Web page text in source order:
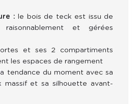
: le bois de teck est issu de
et gérées
et ses 2 compartiments
les espaces de rangement
tendance du moment avec sa
massif et sa silhouette avant-